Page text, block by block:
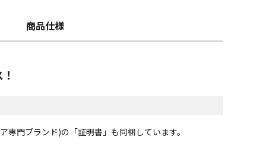
商品仕様
門ブランド)の「証明書」も同梱しています。